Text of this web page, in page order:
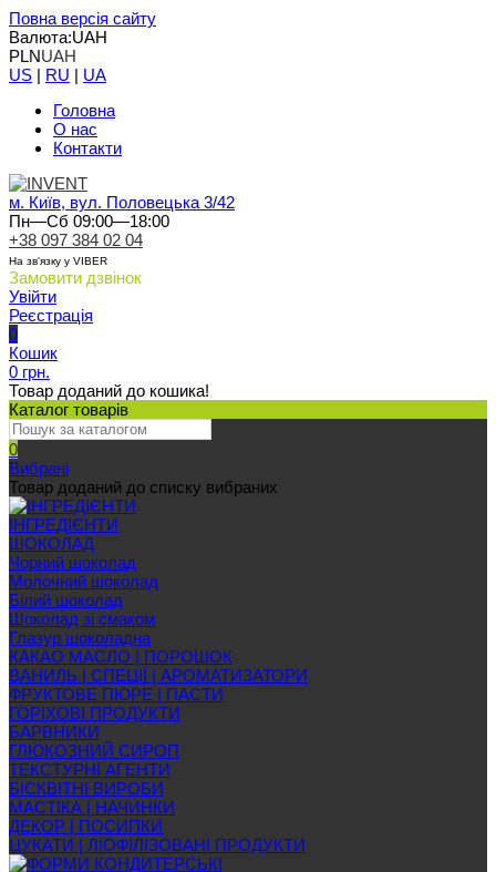
Повна версія сайту
Валюта:UAH
PLNUAH
US | RU | UA
Головна
О нас
Контакти
м. Київ, вул. Половецька 3/42
Пн—Сб 09:00—18:00
+38 097 384 02 04
На зв'язку у VIBER
Замовити дзвінок
Увійти
Реєстрація
0
Кошик
0 грн.
Товар доданий до кошика!
Каталог товарів
0
Вибрані
Товар доданий до списку вибраних
ІНГРЕДІЄНТИ
ШОКОЛАД
Чорний шоколад
Молочний шоколад
Білий шоколад
Шоколад зі смаком
Глазур шоколадна
КАКАО МАСЛО | ПОРОШОК
ВАНИЛЬ | СПЕЦІЇ | АРОМАТИЗАТОРИ
ФРУКТОВЕ ПЮРЕ | ПАСТИ
ГОРІХОВІ ПРОДУКТИ
БАРВНИКИ
ГЛЮКОЗНИЙ СИРОП
ТЕКСТУРНІ АГЕНТИ
БІСКВІТНІ ВИРОБИ
МАСТІКА | НАЧИНКИ
ДЕКОР | ПОСИПКИ
ЦУКАТИ | ЛІОФІЛІЗОВАНІ ПРОДУКТИ